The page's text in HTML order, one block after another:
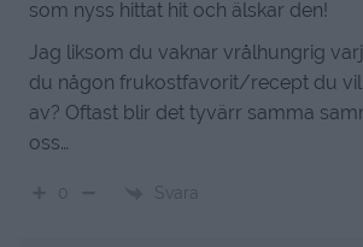
som nyss hittat hit och älskar den!
Jag liksom du vaknar vrålhungrig
du någon frukostfavorit/recept du
av? Oftast blir det tyvärr samma
oss…
0 Svara